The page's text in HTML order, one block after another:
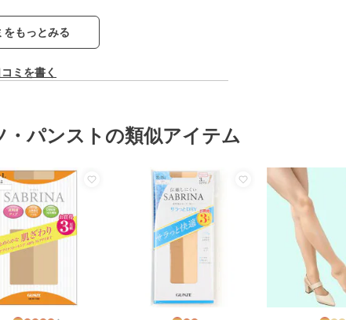
をもっとみる
ミを書く
パンストの類似アイテム